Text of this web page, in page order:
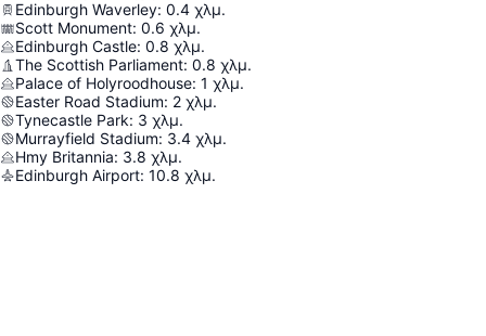
Edinburgh Waverley: 0.4 χλμ.
Scott Monument: 0.6 χλμ.
Edinburgh Castle: 0.8 χλμ.
The Scottish Parliament: 0.8 χλμ.
Palace of Holyroodhouse: 1 χλμ.
Easter Road Stadium: 2 χλμ.
Tynecastle Park: 3 χλμ.
Murrayfield Stadium: 3.4 χλμ.
Hmy Britannia: 3.8 χλμ.
Edinburgh Airport: 10.8 χλμ.